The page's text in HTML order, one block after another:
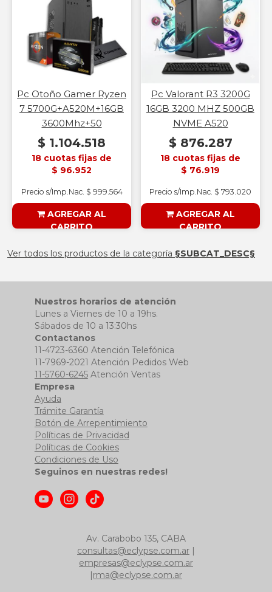
Pc Otoño Gamer Ryzen
7 5700G+A520M+16GB
3600Mhz+50
$ 1.104.518
18 cuotas fijas de
$ 96.952
Precio s/Imp.Nac. $ 999.564
AGREGAR AL
CARRITO
Pc Valorant R3 3200G
16GB 3200 MHZ 500GB
NVME A520
$ 876.287
18 cuotas fijas de
$ 76.919
Precio s/Imp.Nac. $ 793.020
AGREGAR AL
CARRITO
Ver todos los productos de la categoría §SUBCAT_DESC§
Nuestros horarios de atención
Lunes a Viernes de 10 a 19hs.
Sábados de 10 a 13:30hs
Contactanos
11-4723-6360 Atención Telefónica
11-7969-2021 Atención Pedidos Web
11-5760-6245Atención Ventas
Empresa
Ayuda
Trámite Garantía
Botón de Arrepentimiento
Políticas de Privacidad
Políticas de Cookies
Condiciones de Uso
Seguinos en nuestras redes!
Av. Carabobo 135, CABA
consultas@eclypse.com.ar |
empresas@eclypse.com.ar
|rma@eclypse.com.ar